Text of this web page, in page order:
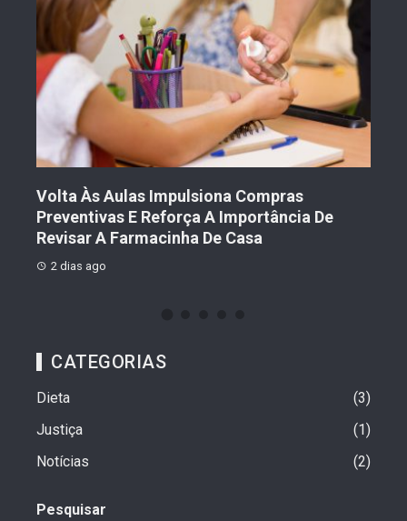
Volta Às Aulas Impulsiona Compras
Preventivas E Reforça A Importância De
Revisar A Farmacinha De Casa
2 dias ago
CATEGORIAS
Dieta
3
Justiça
1
Notícias
2
Pesquisar